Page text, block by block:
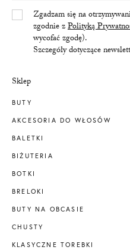
Sklep
BUTY
AKCESORIA DO WŁOSÓW
BALETKI
BIŻUTERIA
BOTKI
BRELOKI
BUTY NA OBCASIE
CHUSTY
KLASYCZNE TOREBKI
Yes/TakZgadzam się na
zgodnie zPolityką
wycofać zgodę).
Szczegóły dotyczące